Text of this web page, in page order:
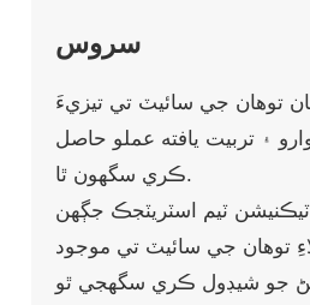
سروس
توهان جي سائيٽ تي تيزيءَ
۽ تربيت يافته عملو حاصل
ڪري سگهون ٿا.
ٽيم اسٽريٽجڪ جڳهن
توهان جي سائيٽ تي موجود